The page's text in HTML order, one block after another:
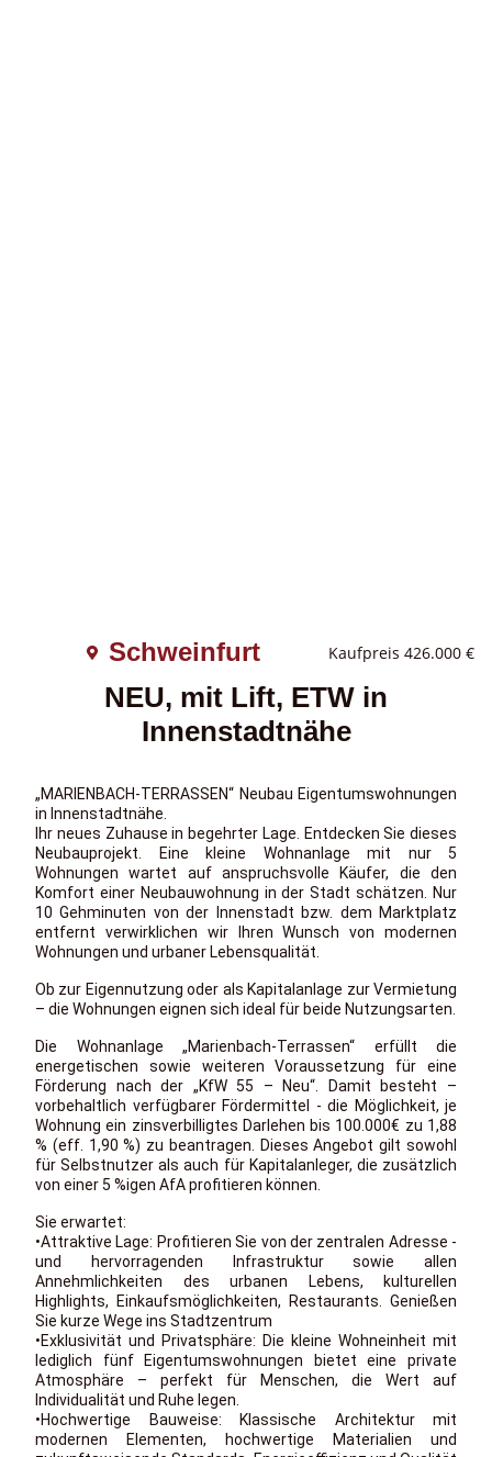
Schweinfurt Kaufpreis 426.000 €
NEU, mit Lift, ETW in
Innenstadtnähe
„MARIENBACH-TERRASSEN“ Neubau Eigentumswohnungen
in Innenstadtnähe.
Ihr neues Zuhause in begehrter Lage. Entdecken Sie dieses
Neubauprojekt. Eine kleine Wohnanlage mit nur 5
Wohnungen wartet auf anspruchsvolle Käufer, die den
Komfort einer Neubauwohnung in der Stadt schätzen. Nur
10 Gehminuten von der Innenstadt bzw. dem Marktplatz
entfernt verwirklichen wir Ihren Wunsch von modernen
Wohnungen und urbaner Lebensqualität.
Ob zur Eigennutzung oder als Kapitalanlage zur Vermietung
– die Wohnungen eignen sich ideal für beide Nutzungsarten.
Die Wohnanlage „Marienbach-Terrassen“ erfüllt die
energetischen sowie weiteren Voraussetzung für eine
Förderung nach der „KfW 55 – Neu“. Damit besteht –
vorbehaltlich verfügbarer Fördermittel - die Möglichkeit, je
Wohnung ein zinsverbilligtes Darlehen bis 100.000€ zu 1,88
% (eff. 1,90 %) zu beantragen. Dieses Angebot gilt sowohl
für Selbstnutzer als auch für Kapitalanleger, die zusätzlich
von einer 5 %igen AfA profitieren können.
Sie erwartet:
•Attraktive Lage: Profitieren Sie von der zentralen Adresse -
und hervorragenden Infrastruktur sowie allen
Annehmlichkeiten des urbanen Lebens, kulturellen
Highlights, Einkaufsmöglichkeiten, Restaurants. Genießen
Sie kurze Wege ins Stadtzentrum
•Exklusivität und Privatsphäre: Die kleine Wohneinheit mit
lediglich fünf Eigentumswohnungen bietet eine private
Atmosphäre – perfekt für Menschen, die Wert auf
Individualität und Ruhe legen.
•Hochwertige Bauweise: Klassische Architektur mit
modernen Elementen, hochwertige Materialien und